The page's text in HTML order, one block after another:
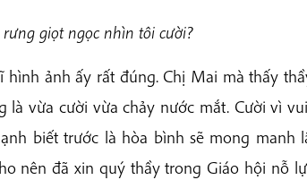
giọt ngọc nhìn tôi cười?
hình ảnh ấy rất đúng. Chị Mai mà thấy
là vừa cười vừa chảy nước mắt. Cười vì
biết trước là hòa bình sẽ mong
nên đã xin quý thầy trong Giáo hội nỗ